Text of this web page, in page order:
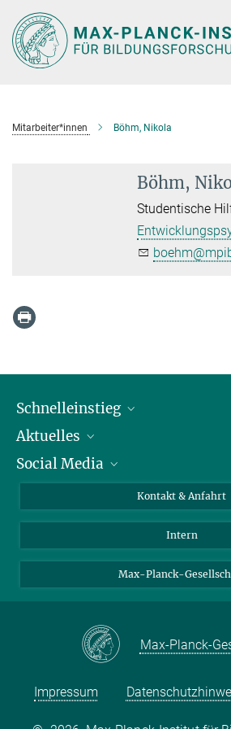
Hauptinhalt
Mitarbeiter*innen Böhm, Nikola
Böhm,
Studentische
Schnelleinstieg
Personen
Pressebereich
Aktuelles
Stellenangebote
Social Media
LinkedIn
Kontakt & Anfahrt
Intern
Max-Planck-
Max-Planck-
Impressum